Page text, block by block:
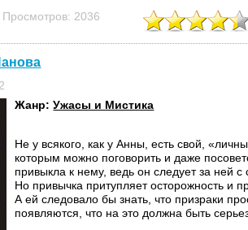
Просмотров: 2036
Жанр:Ужасы и Мистика
Не у всякого, как у Анны, есть свой,
которым можно поговорить и даже
привыкла к нему, ведь он следует за ней с
Но привычка притупляет осторожность и
А ей следовало бы знать, что призраки
появляются, что на это должна быть